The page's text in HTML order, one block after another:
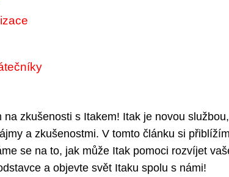
zkušenosti s Itakem! Itak je novou
a zkušenostmi. V tomto článku si
se na to, jak může Itak pomoci rozvíjet
a objevte svět Itaku spolu s námi!